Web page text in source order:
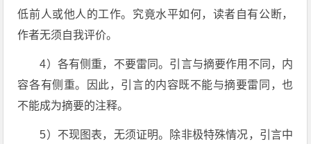
低前人或他人的工作。究竟水平如何，读者自有公断，
作者无须自我评价。
4）各有侧重，不要雷同。引言与摘要作用不同，内
容各有侧重。因此，引言的内容既不能与摘要雷同，也
不能成为摘要的注释。
5）不现图表，无须证明。除非极特殊情况，引言中